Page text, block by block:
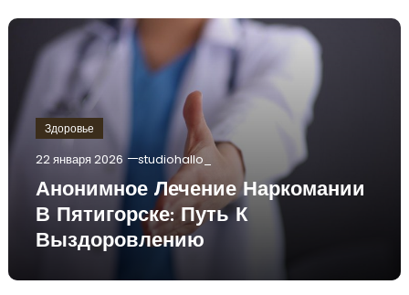
Здоровье
22 января 2026 studiohallo_
Анонимное Лечение Наркомании
В Пятигорске: Путь К
Выздоровлению